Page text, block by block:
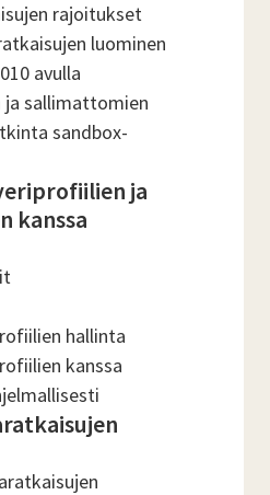
rajoitukset
luominen
avulla
ja sallimattomien
sandbox-
ja
kanssa
hallinta
kanssa